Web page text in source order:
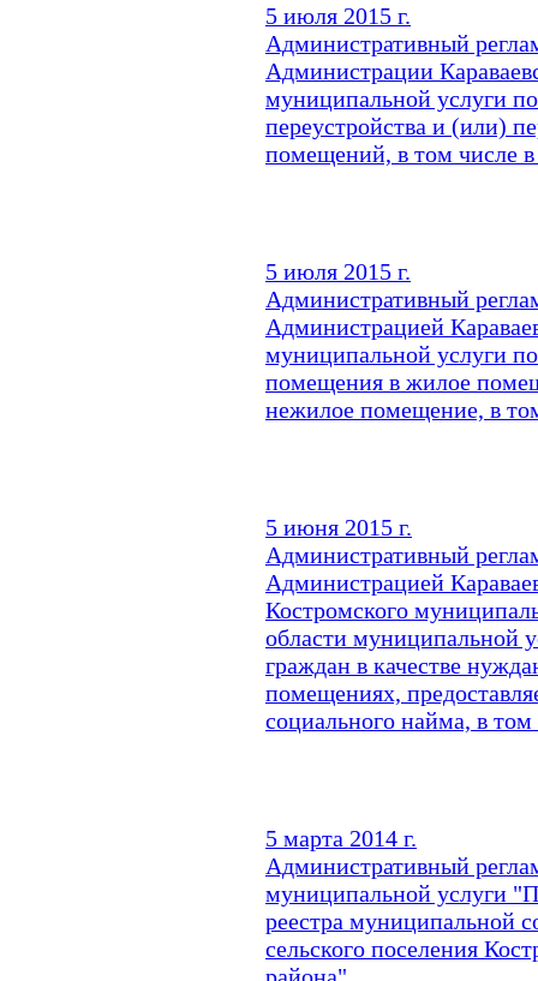
5 июля 2015 г.
Административный
Администрации
муниципальной услуги
переустройства и (или)
помещений, в том числе
5 июля 2015 г.
Административный
Администрацией
муниципальной услуги
помещения в жилое
нежилое помещение, в
5 июня 2015 г.
Административный
Администрацией
Костромского
области муниципальной
граждан в качестве
помещениях,
социального найма, в
5 марта 2014 г.
Административный
муниципальной услуги
реестра муниципальной
сельского поселения